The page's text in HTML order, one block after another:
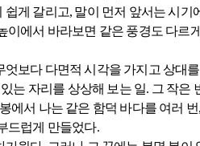
쉽게 갈리고, 말이 먼저 앞서는 시
이에서 바라보면 같은 풍경도 다르
엇보다 다면적 시각을 가지고 상대
는 자리를 상상해 보는 일. 그 작
에서 나는 같은 함덕 바다를 여러
드럽게 만들었다.